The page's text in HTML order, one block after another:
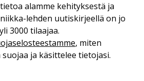
alamme kehityksestä ja
lehden uutiskirjeellä on jo
yli 3000 tilaajaa.
, miten
ja käsittelee tietojasi.